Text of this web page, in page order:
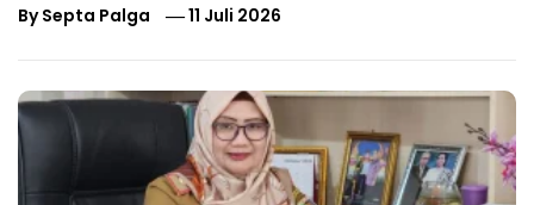
BySepta Palga 11 Juli 2026